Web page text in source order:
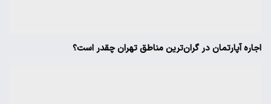
اجاره آپارتمان در گران‌ترین مناطق تهران چقدر است؟